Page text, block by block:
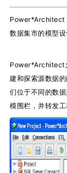
Power*Architect
数据集市的模型设
Power*Architect
建和探索源数据
们位于不同的数
模围栏，并转发